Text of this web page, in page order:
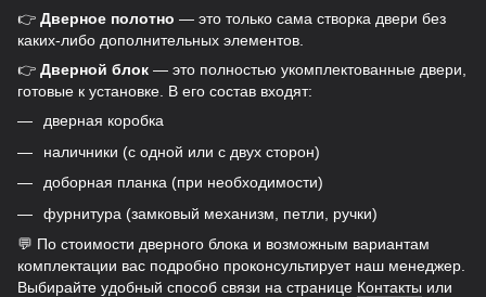
👉 Дверное полотно — это только сама створка двери без
каких-либо дополнительных элементов.
👉 Дверной блок — это полностью укомплектованные двери,
готовые к установке. В его состав входят:
дверная коробка
наличники (с одной или с двух сторон)
доборная планка (при необходимости)
фурнитура (замковый механизм, петли, ручки)
💬 По стоимости дверного блока и возможным вариантам
комплектации вас подробно проконсультирует наш менеджер.
Выбирайте удобный способ связи на странице Контакты или